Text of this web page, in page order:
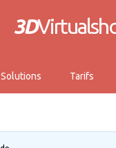
3D
Solutions Tarifs